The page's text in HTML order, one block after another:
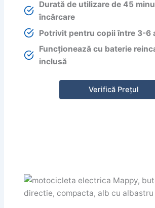
Durată de utilizare de 45
încărcare
Potrivit pentru copii între 3-6
Funcționează cu baterie
inclusă
Verifică Prețul